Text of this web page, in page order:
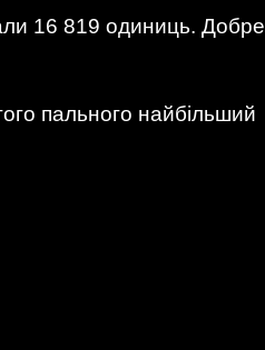
16 819 одиниць. Добре
пального найбільший